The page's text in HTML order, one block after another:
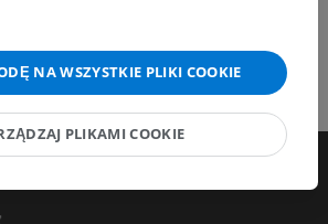
NA WSZYSTKIE PLIKI COOKIE
PLIKAMI COOKIE